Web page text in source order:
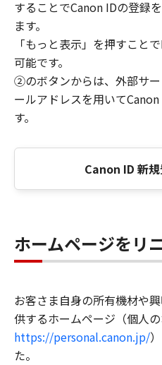
することでCanon IDの登録
ます。
「もっと表示」を押すこと
可能です。
②のボタンからは、外部サ
ールアドレスを用いて
す。
Canon ID 新
ホームページをリ
お客さま自身の所有機材や
供するホームページ（個人
https://personal.canon.jp/
た。